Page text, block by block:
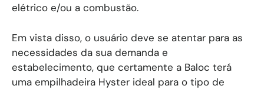
elétrico e/ou a combustão.
Em vista disso, o usuário deve se atentar para as
necessidades da sua demanda e
estabelecimento, que certamente a Baloc terá
uma empilhadeira Hyster ideal para o tipo de